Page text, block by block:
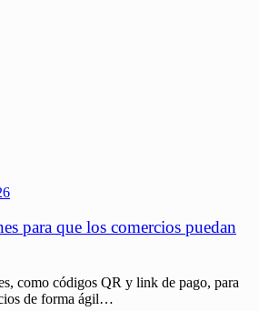
para que los comercios puedan
como códigos QR y link de pago, para
de forma ágil…